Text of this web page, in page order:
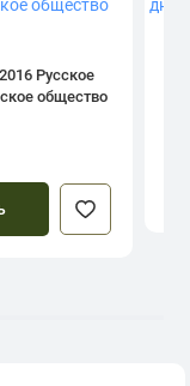
Русское
общество